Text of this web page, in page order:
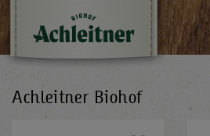
Achleitner Biohof